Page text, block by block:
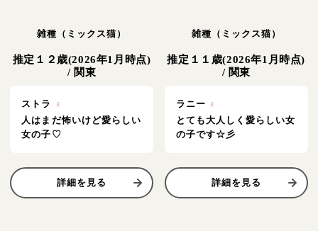
雑種（ミックス猫）
推定１２歳(2026年1月時点)
/ 関東
ストラ
♀
人はまだ怖いけど愛らしい
女の子♡
詳細を見る
雑種（ミックス猫）
推定１１歳(2026年1月時点)
/ 関東
ラニー ♀
とても大人しく愛らしい女
の子です☆彡
詳細を見る